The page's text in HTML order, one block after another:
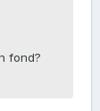
fond?